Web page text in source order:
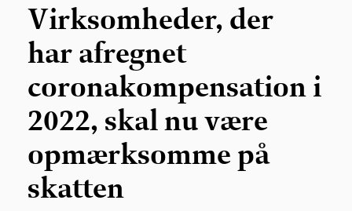
Virksomheder, der
har afregnet
coronakompensation i
2022, skal nu være
opmærksomme på
skatten